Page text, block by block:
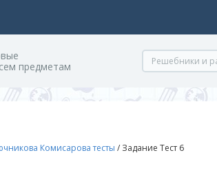
предметам
Комисарова тесты / Задание Тест 6